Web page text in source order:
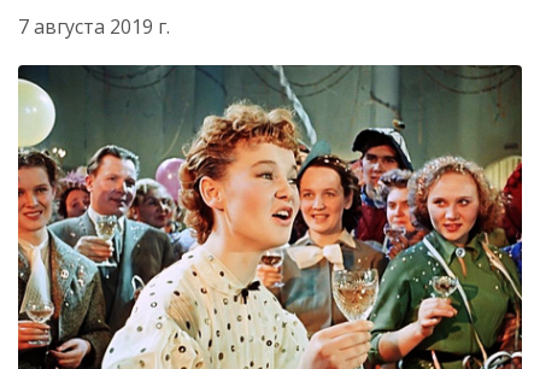
7 августа 2019 г.